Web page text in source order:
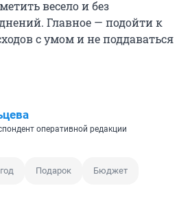
весело и без
Главное — подойти к
с умом и не поддаваться
оперативной редакции
Подарок Бюджет